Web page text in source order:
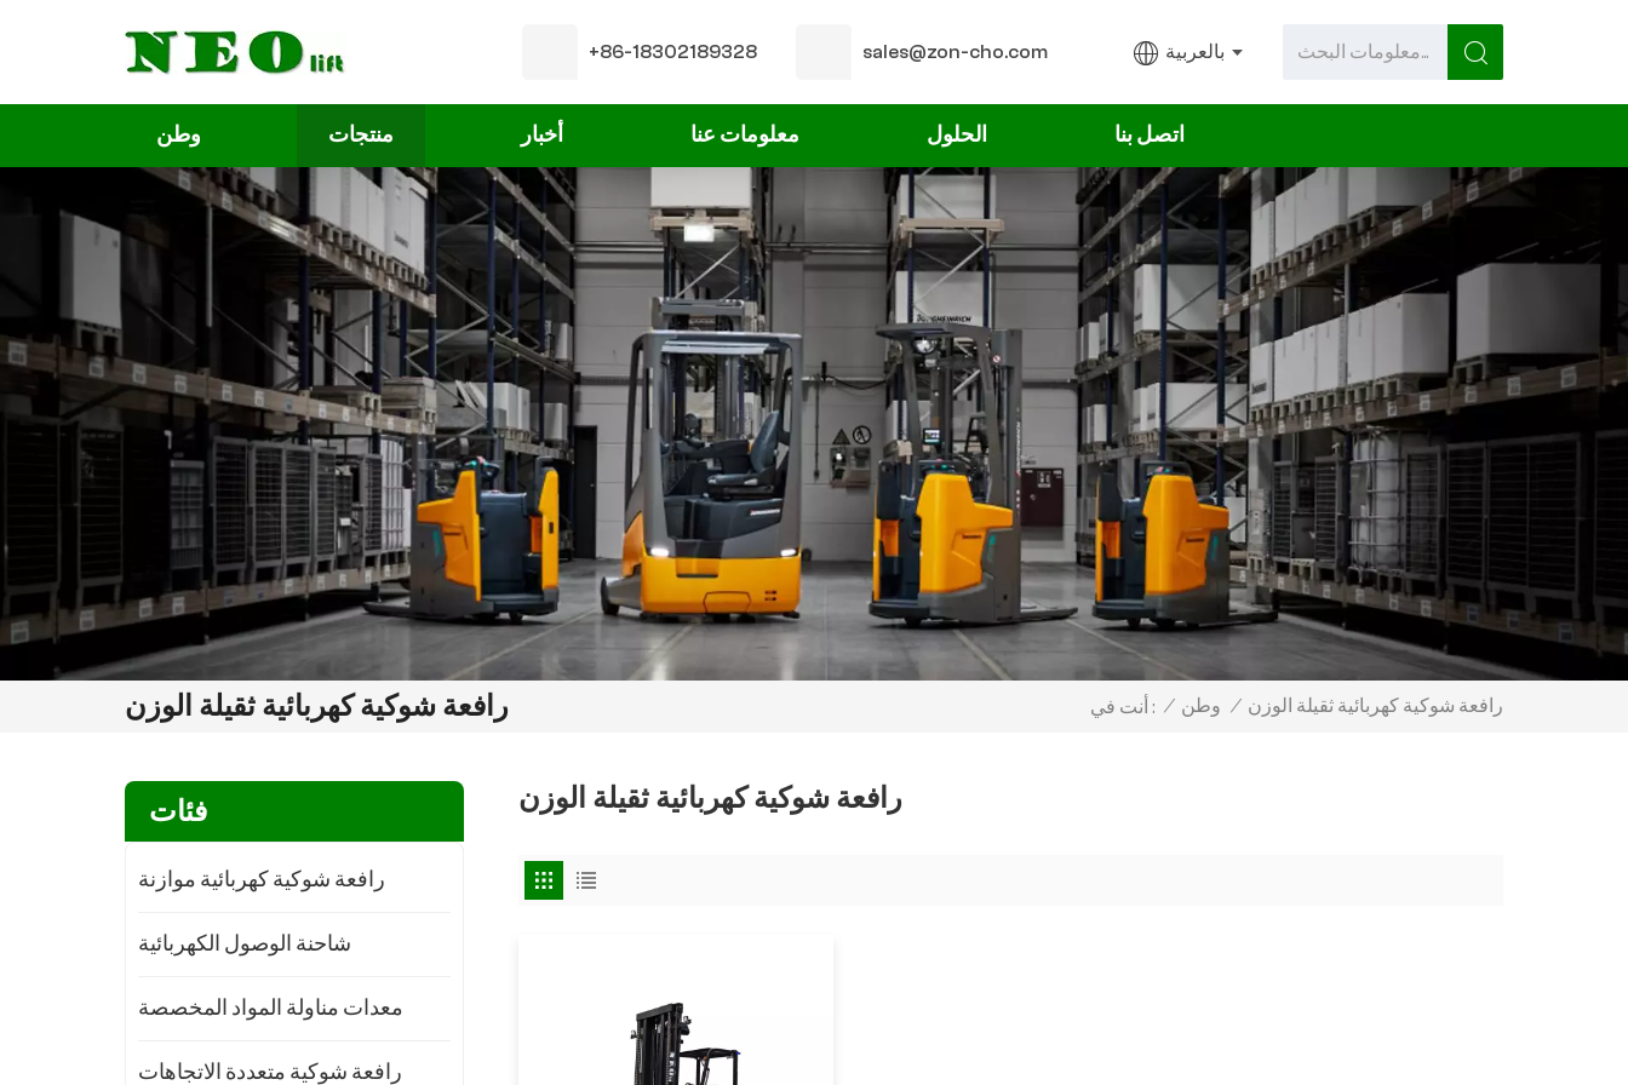
+86-18302189328 sales@zon-cho.com بالعربية
وطن منتجات أخبار معلومات عنا الحلول اتصل بنا
رافعة شوكية كهربائية ثقيلة الوزن أنت في : / وطن / رافعة شوكية كهربائية ثقيلة الوزن
رافعة شوكية كهربائية ثقيلة الوزن فئات
رافعة شوكية كهربائية موازنة
شاحنة الوصول الكهربائية
معدات مناولة المواد المخصصة
رافعة شوكية متعددة الاتجاهات